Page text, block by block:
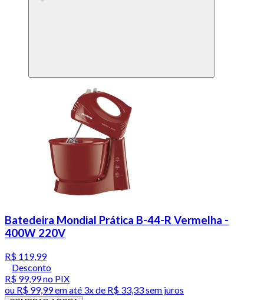
Batedeira Mondial Prática B-44-R Vermelha -
400W 220V
R$ 119,99
Desconto
R$ 99,99no PIX
ou R$ 99,99em até 3x de R$ 33,33 sem juros